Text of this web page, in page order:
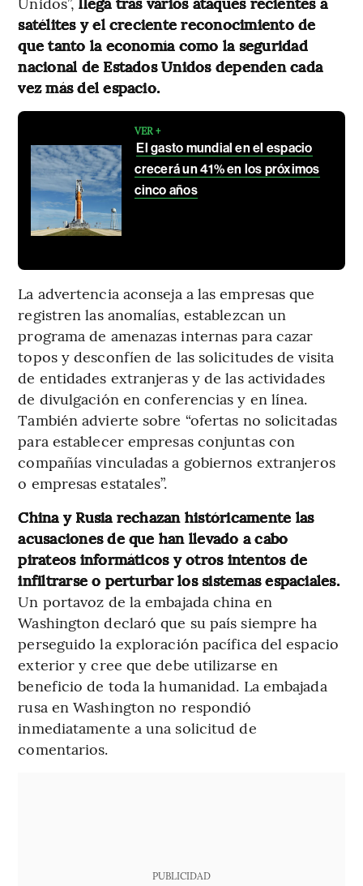
satélites y el creciente reconocimiento de
que tanto la economía como la seguridad
nacional de Estados Unidos dependen cada
vez más del espacio.
VER +
El gasto mundial en el espacio
crecerá un 41% en los próximos
cinco años
La advertencia aconseja a las empresas que
registren las anomalías, establezcan un
programa de amenazas internas para cazar
topos y desconfíen de las solicitudes de visita
de entidades extranjeras y de las actividades
de divulgación en conferencias y en línea.
También advierte sobre “ofertas no solicitadas
para establecer empresas conjuntas con
compañías vinculadas a gobiernos extranjeros
o empresas estatales”.
China y Rusia rechazan históricamente las
acusaciones de que han llevado a cabo
pirateos informáticos y otros intentos de
infiltrarse o perturbar los sistemas espaciales.
Un portavoz de la embajada china en
Washington declaró que su país siempre ha
perseguido la exploración pacífica del espacio
exterior y cree que debe utilizarse en
beneficio de toda la humanidad. La embajada
rusa en Washington no respondió
inmediatamente a una solicitud de
comentarios.
PUBLICIDAD